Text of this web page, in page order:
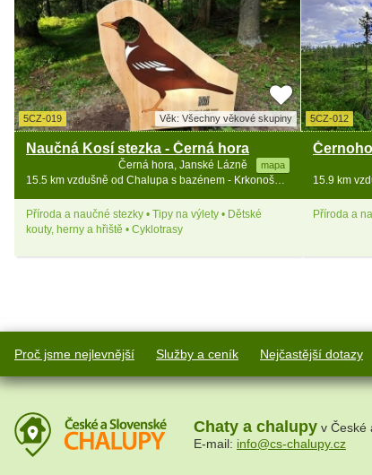
5CZ-019 Věk: Všechny věkové skupiny
Naučná Kosí stezka - Černá hora
Černá hora, Janské Lázně mapa
15.5 km vzdušně od Chalupa s bazénem - Krkonoše a Broumovsko
Příroda a naučné stezky • Tipy na výlety • Dětské
kouty, herny a hřiště • Cyklotrasy
5CZ-012
Příroda a
Proč jsme nejlevnější Služby a ceník Nejčastější dotazy
Chaty a chalupy v České
E-mail: info@cs-chalupy.cz